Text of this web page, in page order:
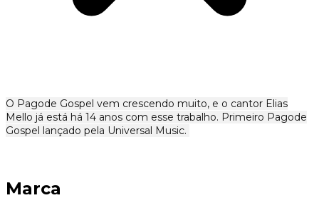
O Pagode Gospel vem crescendo muito, e o cantor Elias
Mello já está há 14 anos com esse trabalho. Primeiro Pagode
Gospel lançado pela Universal Music.
Marca